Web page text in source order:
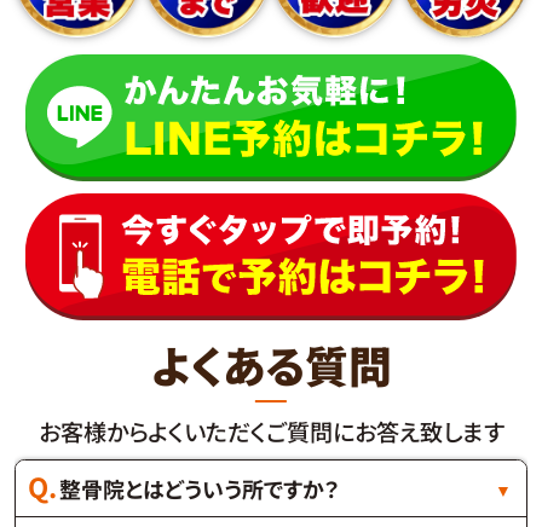
よくある質問
お客様からよくいただくご質問にお答え致します
整骨院とはどういう所ですか？